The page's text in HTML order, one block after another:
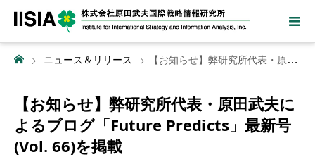
ニュース＆リリース 【お知らせ】弊研究所代表・原田武夫によるブログ「Future Predicts」最新号(Vol. 66)を掲載
【お知らせ】弊研究所代表・原田武夫に
よるブログ「Future Predicts」最新号
(Vol. 66)を掲載